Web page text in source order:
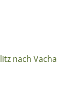
nach Vacha